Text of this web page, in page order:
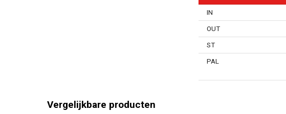
IN
OUT
ST
PAL
Vergelijkbare producten